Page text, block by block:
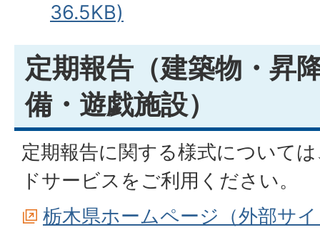
36.5KB)
定期報告（建築物・昇
備・遊戯施設）
定期報告に関する様式について
ドサービスをご利用ください。
栃木県ホームページ（外部サ